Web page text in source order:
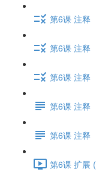
第6课 注释
第6课 注释
第6课 注释
第6课 注释
第6课 注释
第6课 扩展